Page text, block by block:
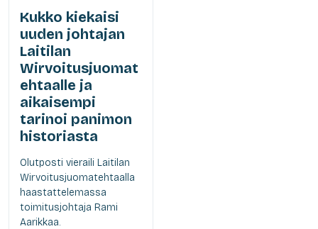
Kukko kiekaisi
uuden johtajan
Laitilan
Wirvoitusjuomat
ehtaalle ja
aikaisempi
tarinoi panimon
historiasta
Olutposti vieraili Laitilan
Wirvoitusjuomatehtaalla
haastattelemassa
toimitusjohtaja Rami
Aarikkaa.